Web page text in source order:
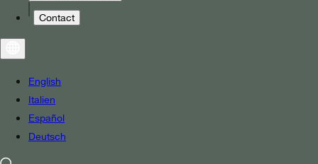
Contact
English
Italien
Español
Deutsch